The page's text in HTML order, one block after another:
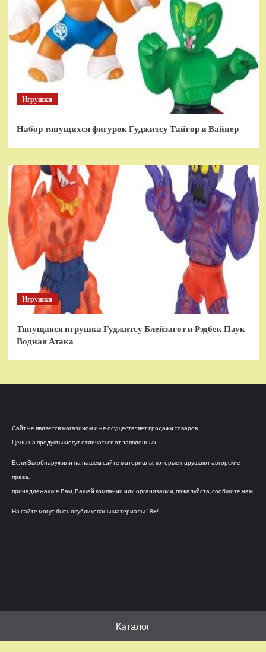
Игрушки
Набор тянущихся фигурок Гуджитсу Тайгор и Вайпер
Игрушки
Тянущаяся игрушка Гуджитсу Блейзагот и Рэдбек Паук
Водная Атака
Сайт не является магазином и не осуществляет продажи товаров.
Цены на продукты могут отличаться от заявленных.
Если Вы обнаружили на нашем сайте материалы, которые нарушают авторские
права,
принадлежащие Вам, Вашей компании или организации, пожалуйста, сообщите нам.
На сайте могут быть опубликованы материалы 18+!
Каталог